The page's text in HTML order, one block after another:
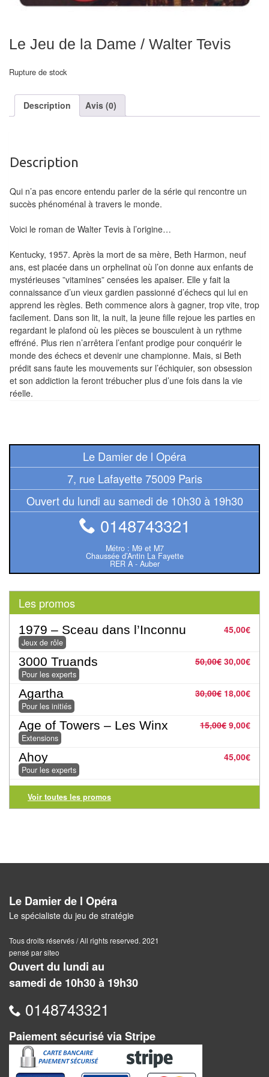
air
pour
aveugles
Livres
anglais
en
français
Tables
Accessoires
Jeux
de
société
Jeux
à
Les
Classiques
enfants
Pour
la
famille
Pour
les
initiés
Pour
les
experts
En
solitaire
Coopératif
Escape
Game
/
Enquête
Jeux
évolutifs
Le Jeu de la Dame / Walter Tevis
Rupture de stock
Description Avis (0)
Description
Qui n’a pas encore entendu parler de la série qui rencontre un
succès phénoménal à travers le monde.
Voici le roman de Walter Tevis à l’origine…
Kentucky, 1957. Après la mort de sa mère, Beth Harmon, neuf
ans, est placée dans un orphelinat où l’on donne aux enfants de
mystérieuses ”vitamines” censées les apaiser. Elle y fait la
connaissance d’un vieux gardien passionné d’échecs qui lui en
apprend les règles. Beth commence alors à gagner, trop vite, trop
facilement. Dans son lit, la nuit, la jeune fille rejoue les parties en
regardant le plafond où les pièces se bousculent à un rythme
effréné. Plus rien n’arrêtera l’enfant prodige pour conquérir le
monde des échecs et devenir une championne. Mais, si Beth
prédit sans faute les mouvements sur l’échiquier, son obsession
et son addiction la feront trébucher plus d’une fois dans la vie
réelle.
Le Damier de l Opéra
7, rue Lafayette 75009 Paris
Ouvert du lundi au samedi de 10h30 à 19h30
0148743321
Métro : M9 et M7
Chaussée d’Antin La Fayette
RER A - Auber
Les promos
45,00€
1979 – Sceau dans l’Inconnu
Jeux de rôle
50,00€ 30,00€
3000 Truands
Pour les experts
30,00€ 18,00€
Agartha
Pour les initiés
15,00€ 9,00€
Age of Towers – Les Winx
Extensions
45,00€
Ahoy
Pour les experts
Voir toutes les promos
Le Damier de l Opéra
Le spécialiste du jeu de stratégie
Tous droits réservés / All rights reserved. 2021
pensé par siteo
Ouvert du lundi au
samedi de 10h30 à 19h30
0148743321
Paiement sécurisé via Stripe